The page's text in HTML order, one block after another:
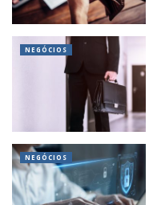
NEGÓCIOS
NEGÓCIOS